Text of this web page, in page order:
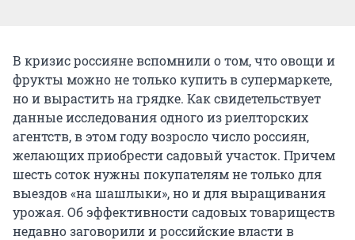
В кризис россияне вспомнили о том, что овощи и
фрукты можно не только купить в супермаркете,
но и вырастить на грядке. Как свидетельствует
данные исследования одного из риелторских
агентств, в этом году возросло число россиян,
желающих приобрести садовый участок. Причем
шесть соток нужны покупателям не только для
выездов «на шашлыки», но и для выращивания
урожая. Об эффективности садовых товариществ
недавно заговорили и российские власти в